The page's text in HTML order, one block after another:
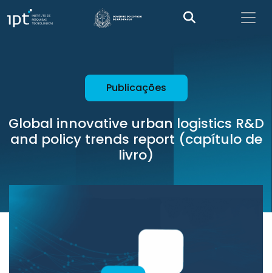
Publicações
Global innovative urban logistics R&D
and policy trends report (capítulo de
livro)